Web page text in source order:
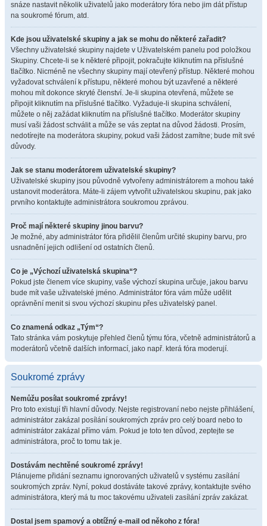
snáze nastavit několik uživatelů jako moderátory fóra nebo jim dát přístup
na soukromé fórum, atd.
Kde jsou uživatelské skupiny a jak se mohu do některé zařadit?
Všechny uživatelské skupiny najdete v Uživatelském panelu pod položkou
Skupiny. Chcete-li se k některé připojit, pokračujte kliknutím na příslušné
tlačítko. Nicméně ne všechny skupiny mají otevřený přístup. Některé mohou
vyžadovat schválení k přístupu, některé mohou být uzavřené a některé
mohou mít dokonce skryté členství. Je-li skupina otevřená, můžete se
připojit kliknutím na příslušné tlačítko. Vyžaduje-li skupina schválení,
můžete o něj zažádat kliknutím na příslušné tlačítko. Moderátor skupiny
musí vaši žádost schválit a může se vás zeptat na důvod žádosti. Prosím,
nedotírejte na moderátora skupiny, pokud vaši žádost zamítne; bude mít své
důvody.
Jak se stanu moderátorem uživatelské skupiny?
Uživatelské skupiny jsou původně vytvořeny administrátorem a mohou také
ustanovit moderátora. Máte-li zájem vytvořit uživatelskou skupinu, pak jako
prvního kontaktujte administrátora soukromou zprávou.
Proč mají některé skupiny jinou barvu?
Je možné, aby administrátor fóra přidělil členům určité skupiny barvu, pro
usnadnění jejich odlišení od ostatních členů.
Co je „Výchozí uživatelská skupina“?
Pokud jste členem více skupiny, vaše výchozí skupina určuje, jakou barvu
bude mít vaše uživatelské jméno. Administrátor fóra vám může udělit
oprávnění menit si svou výchozí skupinu přes uživatelský panel.
Co znamená odkaz „Tým“?
Tato stránka vám poskytuje přehled členů týmu fóra, včetně administrátorů a
moderátorů včetně dalších informací, jako např. která fóra moderují.
Soukromé zprávy
Nemůžu posílat soukromé zprávy!
Pro toto existují tři hlavní důvody. Nejste registrovaní nebo nejste přihlášení,
administrátor zakázal posílání soukromých zpráv pro celý board nebo to
administrátor zakázal přímo vám. Pokud je toto ten důvod, zeptejte se
administrátora, proč to tomu tak je.
Dostávám nechtěné soukromé zprávy!
Plánujeme přidání seznamu ignorovaných uživatelů v systému zasílání
soukromých zpráv. Nyní, pokud dostáváte takové zprávy, kontaktujte svého
administrátora, který má tu moc takovému uživateli zasílání zpráv zakázat.
Dostal jsem spamový a obtížný e-mail od někoho z fóra!